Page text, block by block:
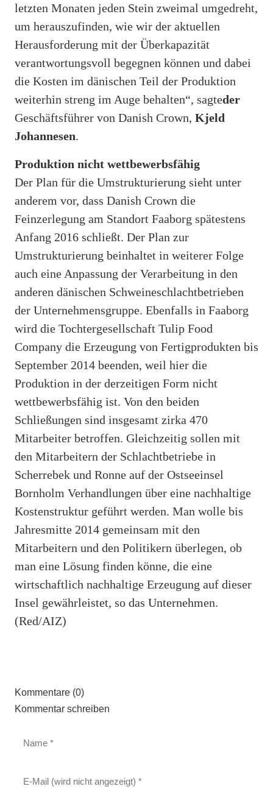
letzten Monaten jeden Stein zweimal umgedreht,
um herauszufinden, wie wir der aktuellen
Herausforderung mit der Überkapazität
verantwortungsvoll begegnen können und dabei
die Kosten im dänischen Teil der Produktion
weiterhin streng im Auge behalten“, sagteder
Geschäftsführer von Danish Crown, Kjeld
Johannesen.
Produktion nicht wettbewerbsfähig
Der Plan für die Umstrukturierung sieht unter
anderem vor, dass Danish Crown die
Feinzerlegung am Standort Faaborg spätestens
Anfang 2016 schließt. Der Plan zur
Umstrukturierung beinhaltet in weiterer Folge
auch eine Anpassung der Verarbeitung in den
anderen dänischen Schweineschlachtbetrieben
der Unternehmensgruppe. Ebenfalls in Faaborg
wird die Tochtergesellschaft Tulip Food
Company die Erzeugung von Fertigprodukten bis
September 2014 beenden, weil hier die
Produktion in der derzeitigen Form nicht
wettbewerbsfähig ist. Von den beiden
Schließungen sind insgesamt zirka 470
Mitarbeiter betroffen. Gleichzeitig sollen mit
den Mitarbeitern der Schlachtbetriebe in
Scherrebek und Ronne auf der Ostseeinsel
Bornholm Verhandlungen über eine nachhaltige
Kostenstruktur geführt werden. Man wolle bis
Jahresmitte 2014 gemeinsam mit den
Mitarbeitern und den Politikern überlegen, ob
man eine Lösung finden könne, die eine
wirtschaftlich nachhaltige Erzeugung auf dieser
Insel gewährleistet, so das Unternehmen.
(Red/AIZ)
Kommentare (0)
Kommentar schreiben